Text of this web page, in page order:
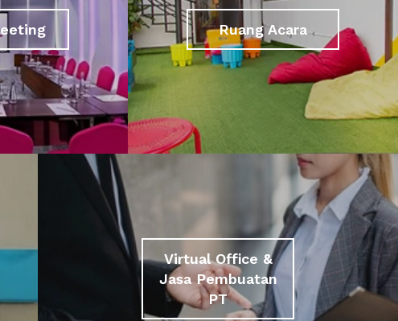
Ruang Acara
Virtual Office &
Jasa Pembuatan
PT